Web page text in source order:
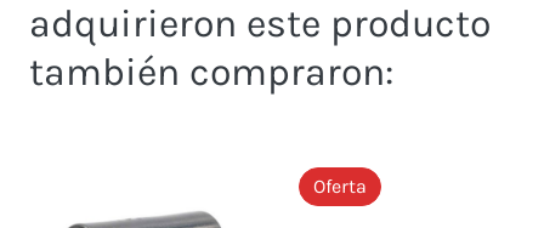
adquirieron este producto
también compraron:
Oferta